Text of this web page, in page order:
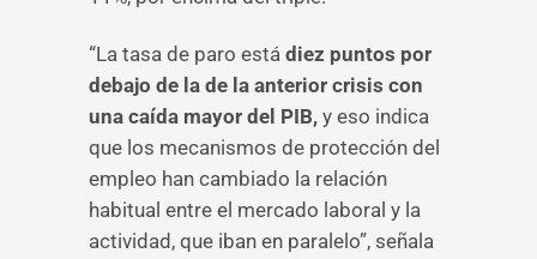
“La tasa de paro está diez puntos por
debajo de la de la anterior crisis con
una caída mayor del PIB, y eso indica
que los mecanismos de protección del
empleo han cambiado la relación
habitual entre el mercado laboral y la
actividad, que iban en paralelo”, señala